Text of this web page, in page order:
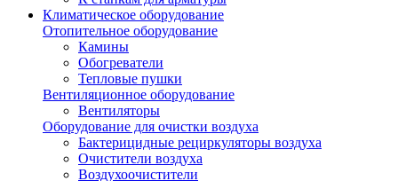
Климатическое оборудование
Отопительное оборудование
Камины
Обогреватели
Тепловые пушки
Вентиляционное оборудование
Вентиляторы
Оборудование для очистки воздуха
Бактерицидные рециркуляторы воздуха
Очистители воздуха
Воздухоочистители